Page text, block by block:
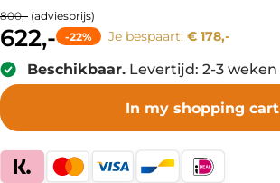
800,- (adviesprijs)
622,- -22% Je bespaart: € 178,-
Beschikbaar. Levertijd: 2-3 weken
In my shopping cart